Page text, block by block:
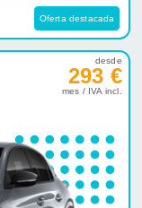
Oferta destacada
desde
293 €
mes / IVA incl.